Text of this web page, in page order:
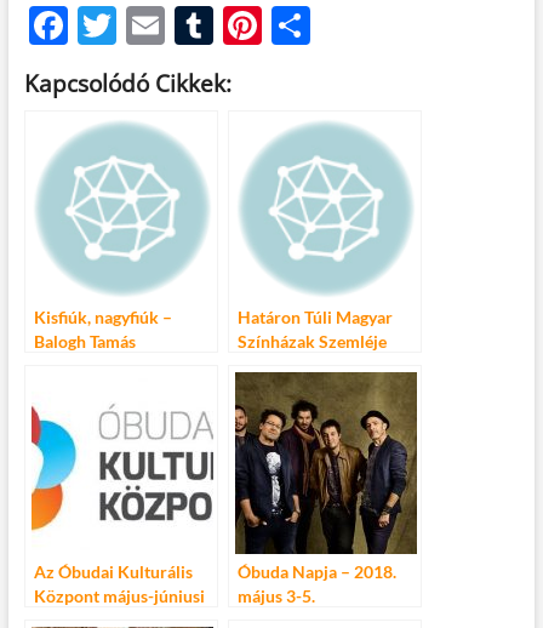
F
ac
e
b
o
o
k
T
w
itt
er
E
m
ail
T
u
m
Pi
es
O
m
e
g
Kapcsolódó Cikkek:
Kisfiúk, nagyfiúk –
Balogh Tamás
Határon Túli Magyar
Színházak Szemléje
Az Óbudai Kulturális
Központ május-júniusi
Óbuda Napja – 2018.
május 3-5.